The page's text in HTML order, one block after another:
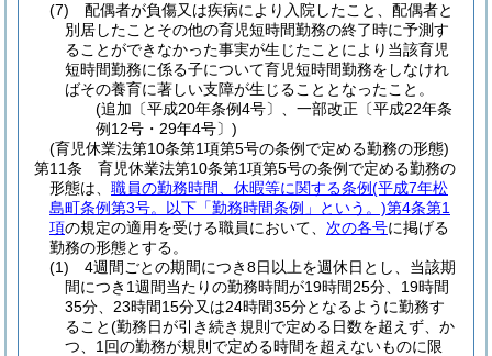
(7)
配偶者が負傷又は疾病により入院したこと、配偶者と
別居したことその他の育児短時間勤務の終了時に予測す
ることができなかった事実が生じたことにより当該育児
短時間勤務に係る子について育児短時間勤務をしなけれ
ばその養育に著しい支障が生じることとなったこと。
(追加〔平成20年条例4号〕、一部改正〔平成22年条
例12号・29年4号〕)
(育児休業法第10条第1項第5号の条例で定める勤務の形態)
第11条
育児休業法第10条第1項第5号の条例で定める勤務の
形態は、 職員の勤務時間、休暇等に関する条例(平成7年松
島町条例第3号。以下「勤務時間条例」という。)第4条第1
項の規定の適用を受ける職員において、 次の各号に掲げる
勤務の形態とする。
(1)
4週間ごとの期間につき8日以上を週休日とし、当該期
間につき1週間当たりの勤務時間が19時間25分、19時間
35分、23時間15分又は24時間35分となるように勤務す
ること(勤務日が引き続き規則で定める日数を超えず、か
つ、1回の勤務が規則で定める時間を超えないものに限